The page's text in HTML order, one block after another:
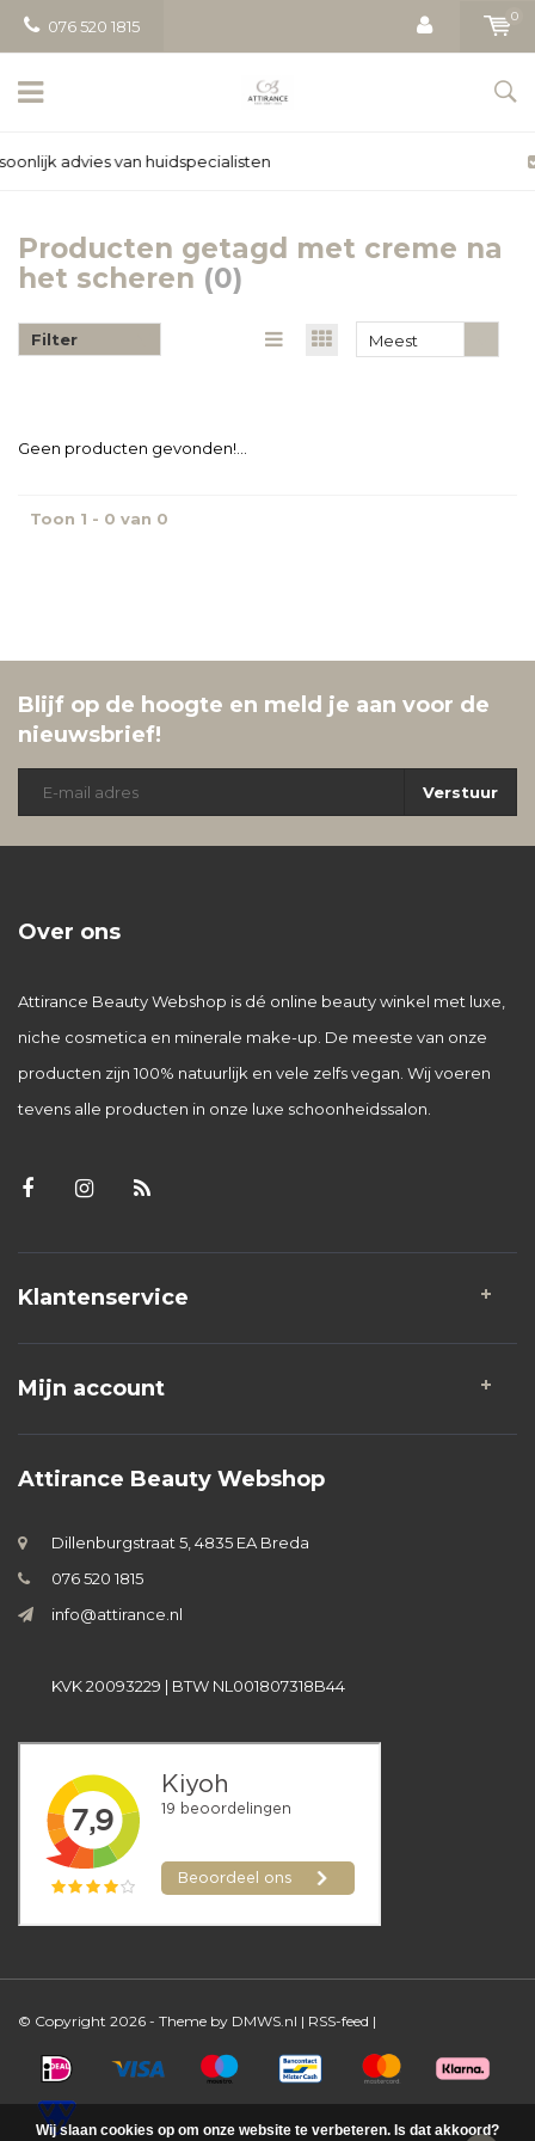
076 520 1815
0
Gratis bezorging vanaf € 50
Producten getagd met creme na
het scheren (0)
Filter
Meest
Geen producten gevonden!...
Toon 1 - 0 van 0
Blijf op de hoogte en meld je aan voor de
nieuwsbrief!
Verstuur
Over ons
Attirance Beauty Webshop is dé online beauty winkel met luxe,
niche cosmetica en minerale make-up. De meeste van onze
producten zijn 100% natuurlijk en vele zelfs vegan. Wij voeren
tevens alle producten in onze luxe schoonheidssalon.
Klantenservice
Mijn account
Attirance Beauty Webshop
Dillenburgstraat 5, 4835 EA Breda
076 520 1815
info@attirance.nl
KVK 20093229 | BTW NL001807318B44
© Copyright 2026 - Theme by DMWS.nl | RSS-feed |
Wij slaan cookies op om onze website te verbeteren. Is dat akkoord?